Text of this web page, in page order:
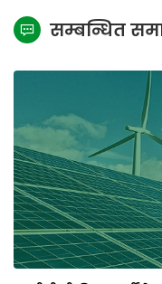
सम्बन्धित